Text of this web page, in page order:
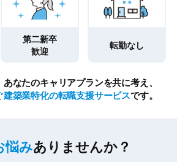
第二新卒
歓迎
転勤なし
なたのキャリアプランを共に考え、
築業特化の転職支援サービスです。
悩みありませんか？